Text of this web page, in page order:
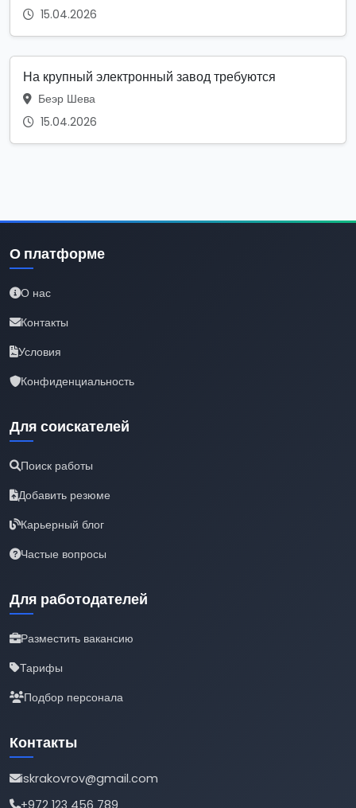
15.04.2026
На крупный электронный завод требуются
Беэр Шева
15.04.2026
О платформе
О нас
Контакты
Условия
Конфиденциальность
Для соискателей
Поиск работы
Добавить резюме
Карьерный блог
Частые вопросы
Для работодателей
Разместить вакансию
Тарифы
Подбор персонала
Контакты
iskrakovrov@gmail.com
+972 123 456 789